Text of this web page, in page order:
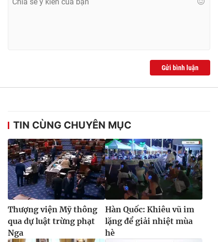
Gửi bình luận
TIN CÙNG CHUYÊN MỤC
Thượng viện Mỹ thông
qua dự luật trừng phạt
Nga
Hàn Quốc: Khiêu vũ im
lặng để giải nhiệt mùa
hè